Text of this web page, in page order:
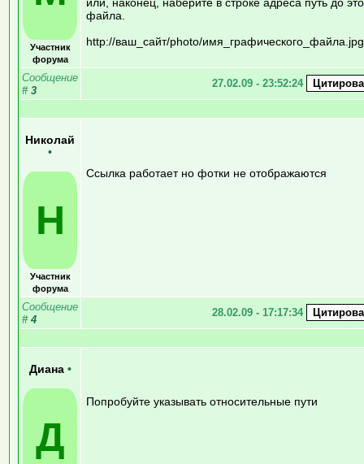
Участник
форума
файла.
http://ваш_сайт/photo/имя_графического_файла.jpg
Сообщение
# 3
27.02.09 - 23:52:24
Николай
•
Н
Участник
форума
Ссылка работает но фотки не отображаются
Сообщение
# 4
28.02.09 - 17:17:34
Диана •
Д
Попробуйте указывать относительные пути